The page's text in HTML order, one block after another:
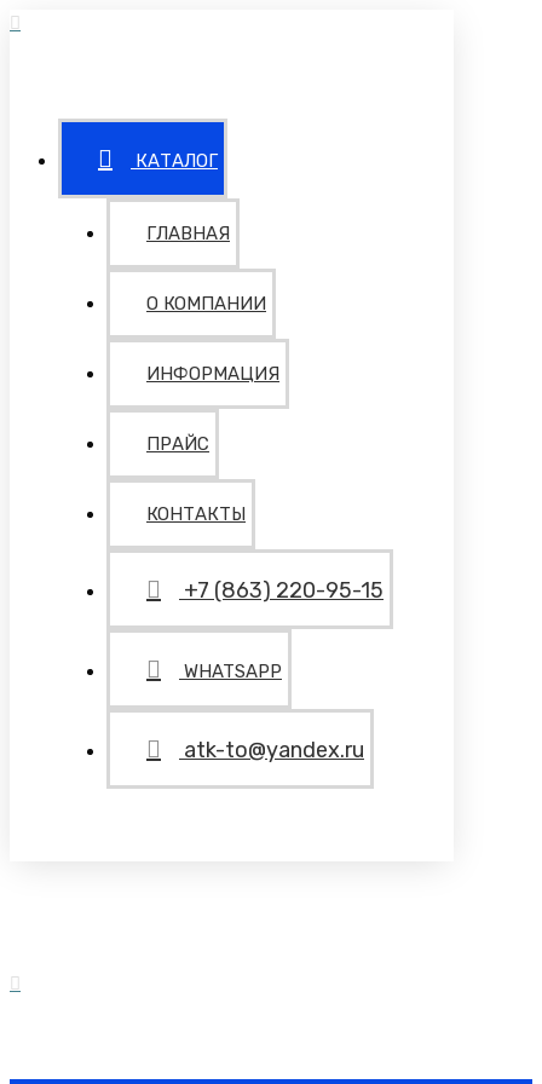
КАТАЛОГ
ГЛАВНАЯ
О КОМПАНИИ
ИНФОРМАЦИЯ
ПРАЙС
КОНТАКТЫ
+7 (863) 220-95-15
WHATSAPP
atk-to@yandex.ru